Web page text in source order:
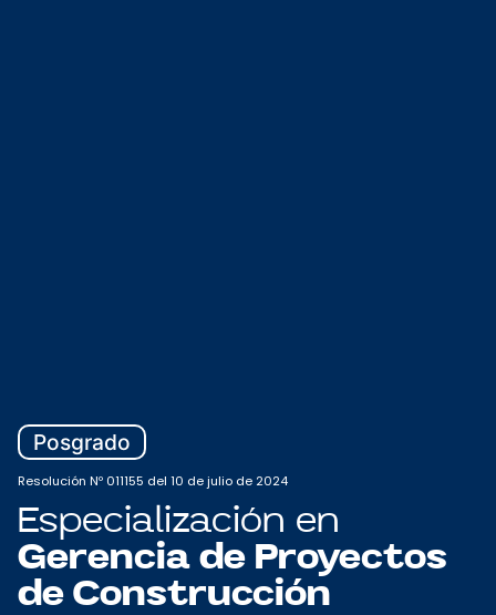
Posgrado
Resolución Nº 011155 del 10 de julio de 2024
Especialización en
Gerencia de Proyectos
de Construcción